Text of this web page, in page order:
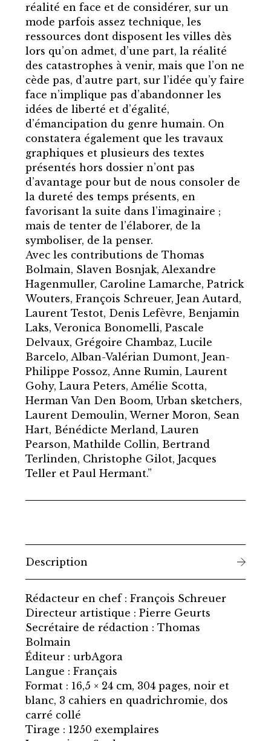
réalité en face et de considérer, sur un
mode parfois assez technique, les
ressources dont disposent les villes dès
lors qu’on admet, d’une part, la réalité
des catastrophes à venir, mais que l’on ne
cède pas, d’autre part, sur l’idée qu’y faire
face n’implique pas d’abandonner les
idées de liberté et d’égalité,
d’émancipation du genre humain. On
constatera également que les travaux
graphiques et plusieurs des textes
présentés hors dossier n’ont pas
d’avantage pour but de nous consoler de
la dureté des temps présents, en
favorisant la suite dans l’imaginaire ;
mais de tenter de l’élaborer, de la
symboliser, de la penser.
Avec les contributions de Thomas
Bolmain, Slaven Bosnjak, Alexandre
Hagenmuller, Caroline Lamarche, Patrick
Wouters, François Schreuer, Jean Autard,
Laurent Testot, Denis Lefèvre, Benjamin
Laks, Veronica Bonomelli, Pascale
Delvaux, Grégoire Chambaz, Lucile
Barcelo, Alban-Valérian Dumont, Jean-
Philippe Possoz, Anne Rumin, Laurent
Gohy, Laura Peters, Amélie Scotta,
Herman Van Den Boom, Urban sketchers,
Laurent Demoulin, Werner Moron, Sean
Hart, Bénédicte Merland, Lauren
Pearson, Mathilde Collin, Bertrand
Terlinden, Christophe Gilot, Jacques
Teller et Paul Hermant.”
Description
Rédacteur en chef : François Schreuer
Directeur artistique : Pierre Geurts
Secrétaire de rédaction : Thomas
Bolmain
Éditeur : urbAgora
Langue : Français
Format : 16,5 × 24 cm, 304 pages, noir et
blanc, 3 cahiers en quadrichromie, dos
carré collé
Tirage : 1250 exemplaires